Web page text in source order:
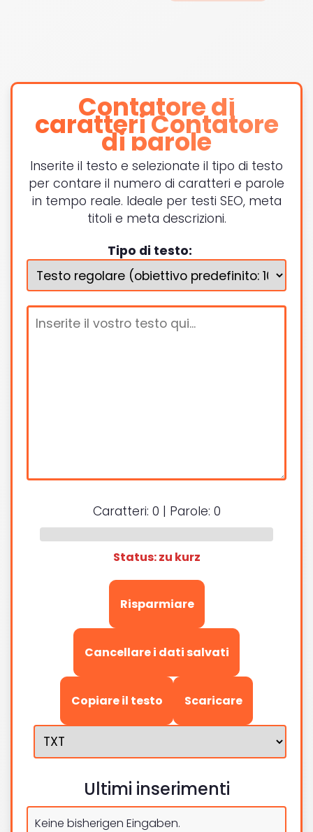
Contatore di
caratteri Contatore
di parole
Inserite il testo e selezionate il tipo di testo
per contare il numero di caratteri e parole
in tempo reale. Ideale per testi SEO, meta
titoli e meta descrizioni.
Tipo di testo:
Caratteri: 0 | Parole: 0
Status: zu kurz
Risparmiare
Cancellare i dati salvati
Copiare il testo Scaricare
Ultimi inserimenti
Keine bisherigen Eingaben.